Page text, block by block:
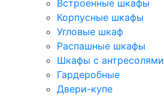
Встроенные шкафы
Корпусные шкафы
Угловые шкаф
Распашные шкафы
Шкафы с антресолями
Гардеробные
Двери-купе